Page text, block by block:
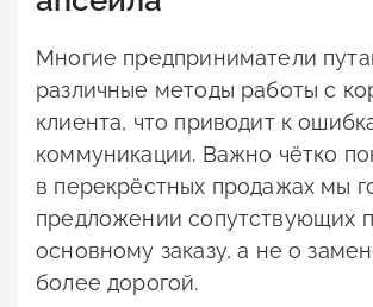
Многие предприниматели
различные методы работы с
клиента, что приводит к
коммуникации. Важно чётко
в перекрёстных продажах мы
предложении сопутствующих
основному заказу, а не о
более дорогой.